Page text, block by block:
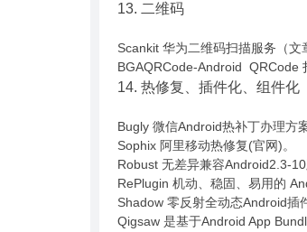
13. 二维码
Scankit 华为二维码扫描服务（文
BGAQRCode-Android QRCode
14. 热修复、插件化、组件化
Bugly 微信Android热补丁办理方
Sophix 阿里移动热修复(官网)。
Robust 无差异兼容Android2.3-
RePlugin 机动、稳固、易用的
Shadow 零反射全动态Android插
Qigsaw 是基于Android App